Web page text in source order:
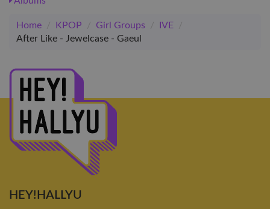
Home / KPOP / Girl Groups / IVE
/
After Like - Jewelcase - Gaeul
HEY!HALLYU